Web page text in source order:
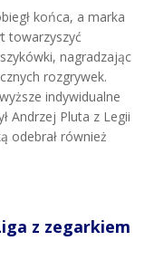
końca, a marka
towarzyszyć
nagradzając
rozgrywek.
indywidualne
Andrzej Pluta z Legii
odebrał również
z zegarkiem